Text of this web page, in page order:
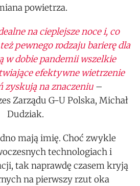
powietrza.
na cieplejsze noce i, co
pewnego rodzaju barierę dla
w dobie pandemii wszelkie
efektywne wietrzenie
zyskują na znaczeniu–
Zarządu G-U Polska, Michał
Dudziak.
mają imię. Choć zwykle
technologiach i
tak naprawdę czasem kryją
na pierwszy rzut oka